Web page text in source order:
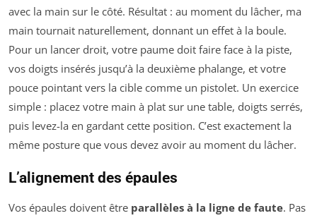
avec la main sur le côté. Résultat : au moment du lâcher, ma
main tournait naturellement, donnant un effet à la boule.
Pour un lancer droit, votre paume doit faire face à la piste,
vos doigts insérés jusqu’à la deuxième phalange, et votre
pouce pointant vers la cible comme un pistolet. Un exercice
simple : placez votre main à plat sur une table, doigts serrés,
puis levez-la en gardant cette position. C’est exactement la
même posture que vous devez avoir au moment du lâcher.
L’alignement des épaules
Vos épaules doivent être parallèles à la ligne de faute. Pas